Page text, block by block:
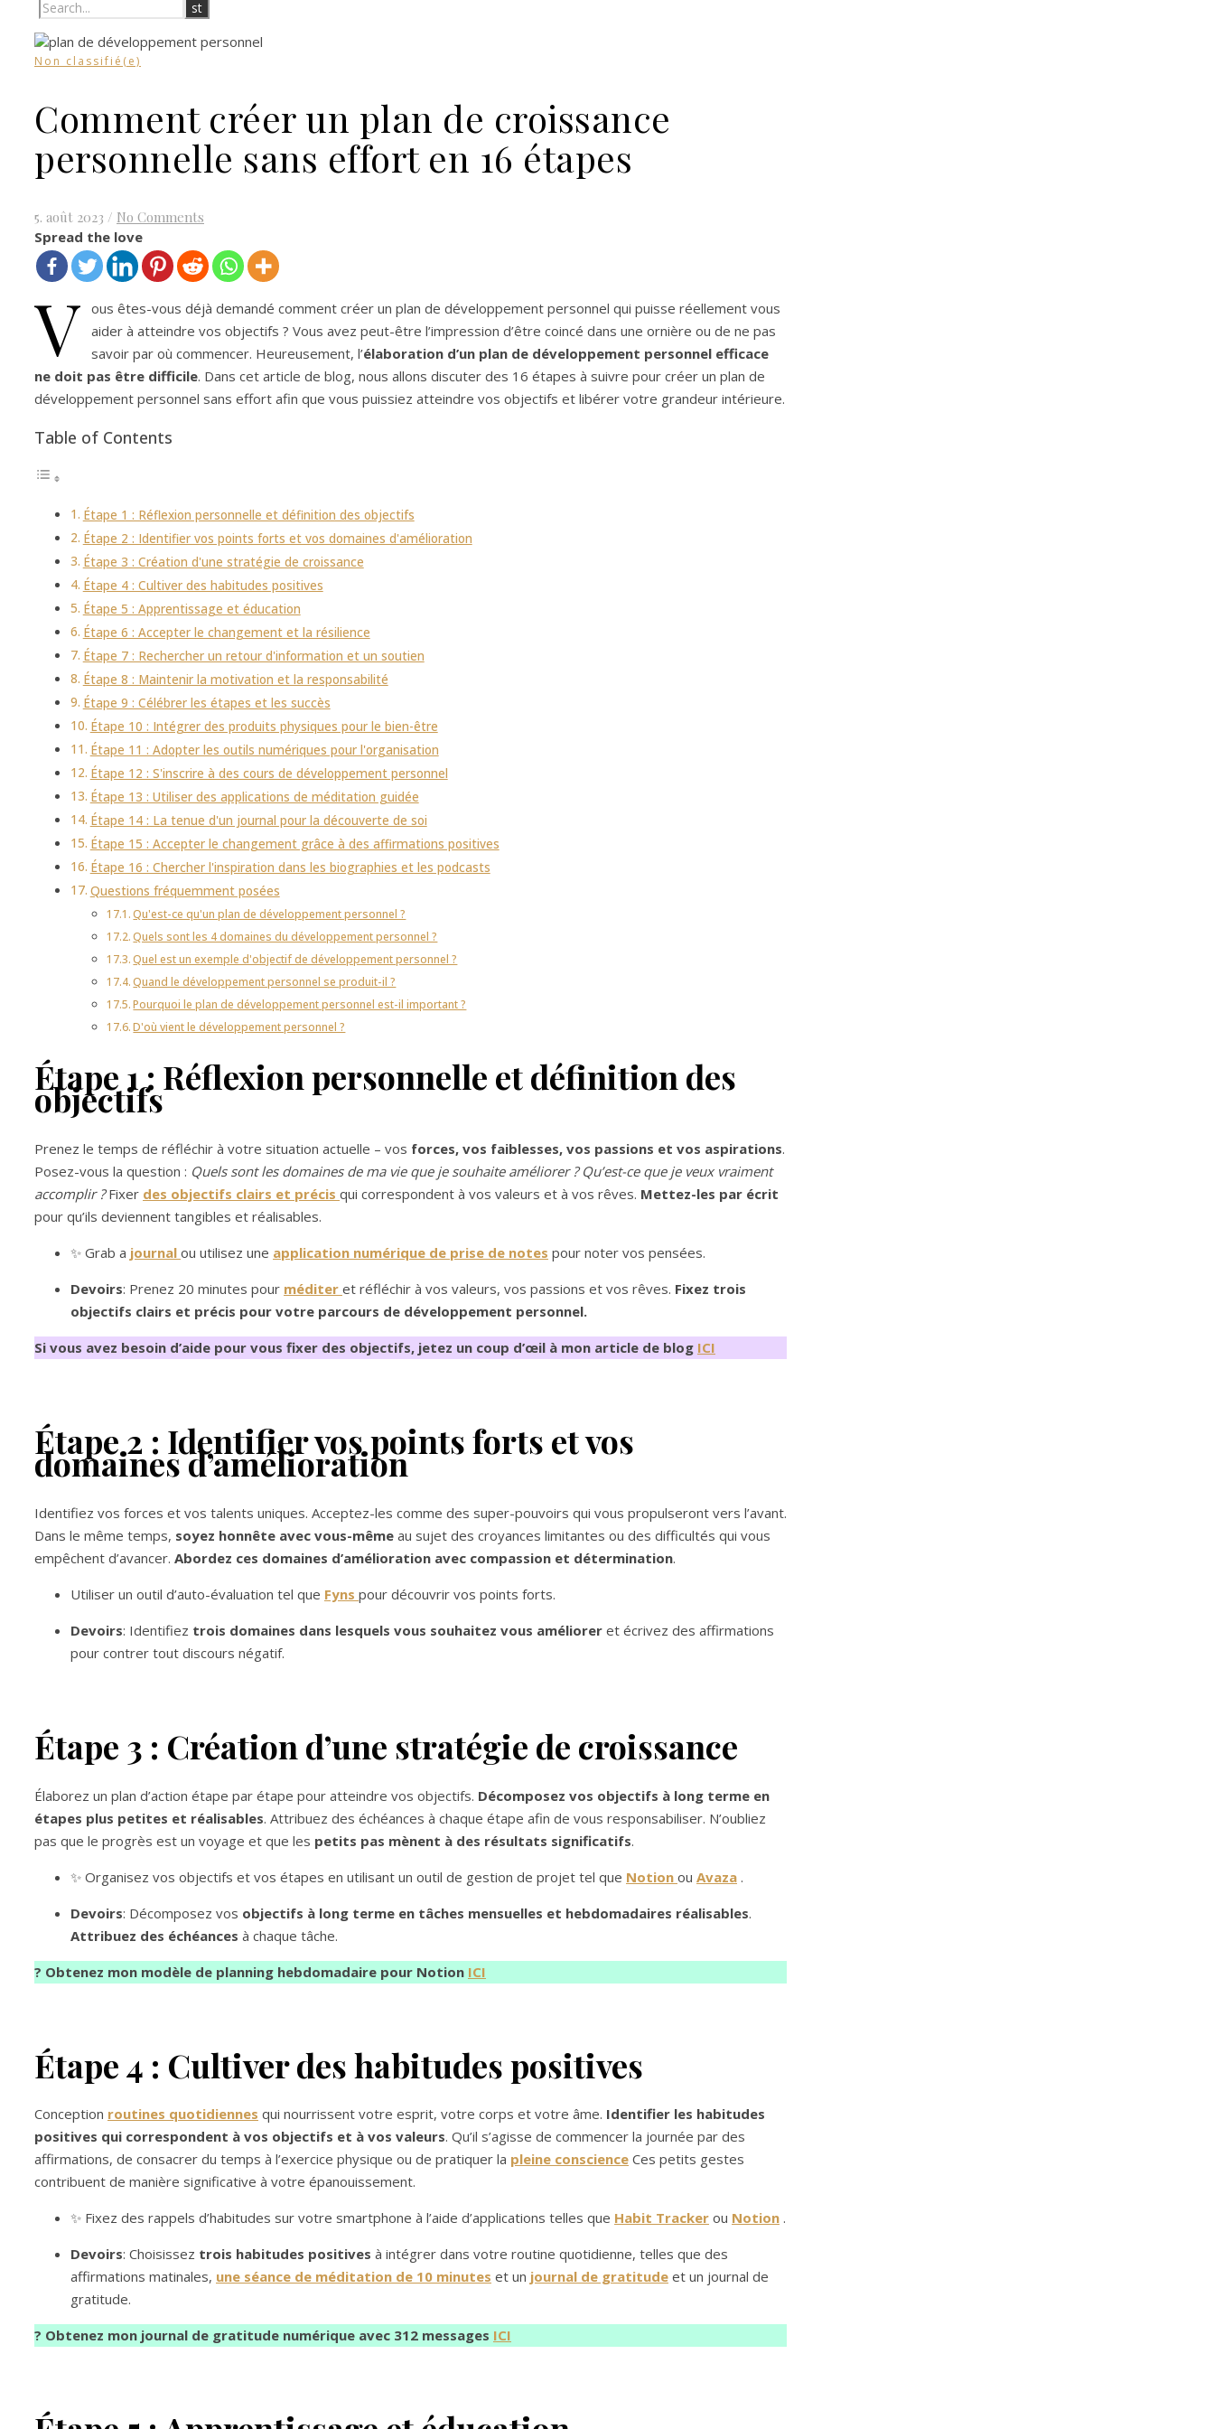
Non classifié(e)
Comment créer un plan de croissance
personnelle sans effort en 16 étapes
5. août 2023 / No Comments
Spread the love
V ous êtes-vous déjà demandé comment créer un plan de développement personnel qui puisse réellement vous
aider à atteindre vos objectifs ? Vous avez peut-être l’impression d’être coincé dans une ornière ou de ne pas
savoir par où commencer. Heureusement, l’élaboration d’un plan de développement personnel efficace
ne doit pas être difficile. Dans cet article de blog, nous allons discuter des 16 étapes à suivre pour créer un plan de
développement personnel sans effort afin que vous puissiez atteindre vos objectifs et libérer votre grandeur intérieure.
Table of Contents
Étape 1 : Réflexion personnelle et définition des objectifs
Étape 2 : Identifier vos points forts et vos domaines d'amélioration
Étape 3 : Création d'une stratégie de croissance
Étape 4 : Cultiver des habitudes positives
Étape 5 : Apprentissage et éducation
Étape 6 : Accepter le changement et la résilience
Étape 7 : Rechercher un retour d'information et un soutien
Étape 8 : Maintenir la motivation et la responsabilité
Étape 9 : Célébrer les étapes et les succès
Étape 10 : Intégrer des produits physiques pour le bien-être
Étape 11 : Adopter les outils numériques pour l'organisation
Étape 12 : S'inscrire à des cours de développement personnel
Étape 13 : Utiliser des applications de méditation guidée
Étape 14 : La tenue d'un journal pour la découverte de soi
Étape 15 : Accepter le changement grâce à des affirmations positives
Étape 16 : Chercher l'inspiration dans les biographies et les podcasts
Questions fréquemment posées
Qu'est-ce qu'un plan de développement personnel ?
Quels sont les 4 domaines du développement personnel ?
Quel est un exemple d'objectif de développement personnel ?
Quand le développement personnel se produit-il ?
Pourquoi le plan de développement personnel est-il important ?
D'où vient le développement personnel ?
Étape 1 : Réflexion personnelle et définition des
objectifs
Prenez le temps de réfléchir à votre situation actuelle – vos forces, vos faiblesses, vos passions et vos aspirations.
Posez-vous la question : Quels sont les domaines de ma vie que je souhaite améliorer ? Qu’est-ce que je veux vraiment
accomplir ?Fixer des objectifs clairs et précis qui correspondent à vos valeurs et à vos rêves. Mettez-les par écrit
pour qu’ils deviennent tangibles et réalisables.
✨ Grab a journal ou utilisez une application numérique de prise de notes pour noter vos pensées.
Devoirs: Prenez 20 minutes pour méditer et réfléchir à vos valeurs, vos passions et vos rêves. Fixez trois
objectifs clairs et précis pour votre parcours de développement personnel.
Si vous avez besoin d’aide pour vous fixer des objectifs, jetez un coup d’œil à mon article de blog ICI
Étape 2 : Identifier vos points forts et vos
domaines d’amélioration
Identifiez vos forces et vos talents uniques. Acceptez-les comme des super-pouvoirs qui vous propulseront vers l’avant.
Dans le même temps, soyez honnête avec vous-même au sujet des croyances limitantes ou des difficultés qui vous
empêchent d’avancer. Abordez ces domaines d’amélioration avec compassion et détermination.
Utiliser un outil d’auto-évaluation tel que Fyns pour découvrir vos points forts.
Devoirs: Identifiez trois domaines dans lesquels vous souhaitez vous améliorer et écrivez des affirmations
pour contrer tout discours négatif.
Étape 3 : Création d’une stratégie de croissance
Élaborez un plan d’action étape par étape pour atteindre vos objectifs. Décomposez vos objectifs à long terme en
étapes plus petites et réalisables. Attribuez des échéances à chaque étape afin de vous responsabiliser. N’oubliez
pas que le progrès est un voyage et que les petits pas mènent à des résultats significatifs.
✨ Organisez vos objectifs et vos étapes en utilisant un outil de gestion de projet tel que Notion ou Avaza .
Devoirs: Décomposez vos objectifs à long terme en tâches mensuelles et hebdomadaires réalisables.
Attribuez des échéances à chaque tâche.
? Obtenez mon modèle de planning hebdomadaire pour Notion ICI
Étape 4 : Cultiver des habitudes positives
Conception routines quotidiennes qui nourrissent votre esprit, votre corps et votre âme. Identifier les habitudes
positives qui correspondent à vos objectifs et à vos valeurs. Qu’il s’agisse de commencer la journée par des
affirmations, de consacrer du temps à l’exercice physique ou de pratiquer la pleine conscience Ces petits gestes
contribuent de manière significative à votre épanouissement.
✨ Fixez des rappels d’habitudes sur votre smartphone à l’aide d’applications telles que Habit Tracker ou Notion .
Devoirs: Choisissez trois habitudes positives à intégrer dans votre routine quotidienne, telles que des
affirmations matinales, une séance de méditation de 10 minutes et un journal de gratitude et un journal de
gratitude.
? Obtenez mon journal de gratitude numérique avec 312 messages ICI